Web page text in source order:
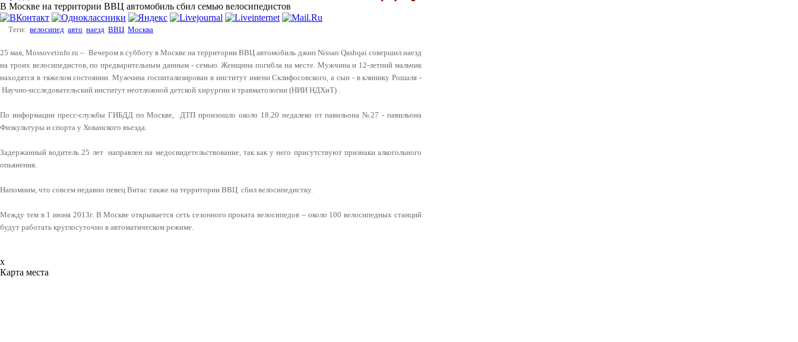
В Москве на территории ВВЦ автомобиль сбил семью велосипедистов
Теги: велосипед авто наезд ВВЦ Москва
25 мая, Mossovetinfo.ru – Вечером в субботу в Москве на территории ВВЦ автомобиль джип Nissan Qashqai совершил наезд
на троих велосипедистов, по предварительным данным - семью. Женщина погибла на месте. Мужчина и 12-летний мальчик
находятся в тяжелом состоянии. Мужчина госпитализирован в институт имени Склифосовского, а сын - в клинику Рошаля -
Научно-исследовательский институт неотложной детской хирургии и травматологии (НИИ НДХиТ) .
По информации пресс-службы ГИБДД по Москве, ДТП произошло около 18.20 недалеко от павильона №27 - павильона
Физкультуры и спорта у Хованского въезда.
Задержанный водитель 25 лет направлен на медосвидетельствование, так как у него присутствуют признаки алкогольного
опьянения.
Напомним, что совсем недавно певец Витас также на территории ВВЦ сбил велосипедистку.
Между тем в 1 июня 2013г. В Москве открывается сеть сезонного проката велосипедов – около 100 велосипедных станций
будут работать круглосуточно в автоматическом режиме.
x
Карта места